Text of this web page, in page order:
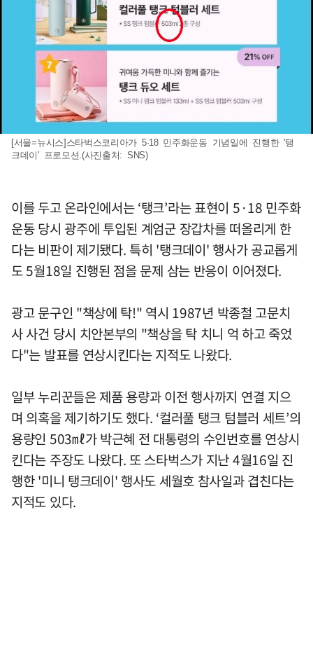
[서울=뉴시스]스타벅스코리아가 5·18 민주화운동 기념일에 진행한 '탱
크데이' 프로모션.(사진출처: SNS)
이를 두고 온라인에서는 ‘탱크’라는 표현이 5·18 민주화
운동 당시 광주에 투입된 계엄군 장갑차를 떠올리게 한
다는 비판이 제기됐다. 특히 '탱크데이' 행사가 공교롭게
도 5월18일 진행된 점을 문제 삼는 반응이 이어졌다.
광고 문구인 "책상에 탁!" 역시 1987년 박종철 고문치
사 사건 당시 치안본부의 "책상을 탁 치니 억 하고 죽었
다"는 발표를 연상시킨다는 지적도 나왔다.
일부 누리꾼들은 제품 용량과 이전 행사까지 연결 지으
며 의혹을 제기하기도 했다. ‘컬러풀 탱크 텀블러 세트’의
용량인 503㎖가 박근혜 전 대통령의 수인번호를 연상시
킨다는 주장도 나왔다. 또 스타벅스가 지난 4월16일 진
행한 '미니 탱크데이' 행사도 세월호 참사일과 겹친다는
지적도 있다.